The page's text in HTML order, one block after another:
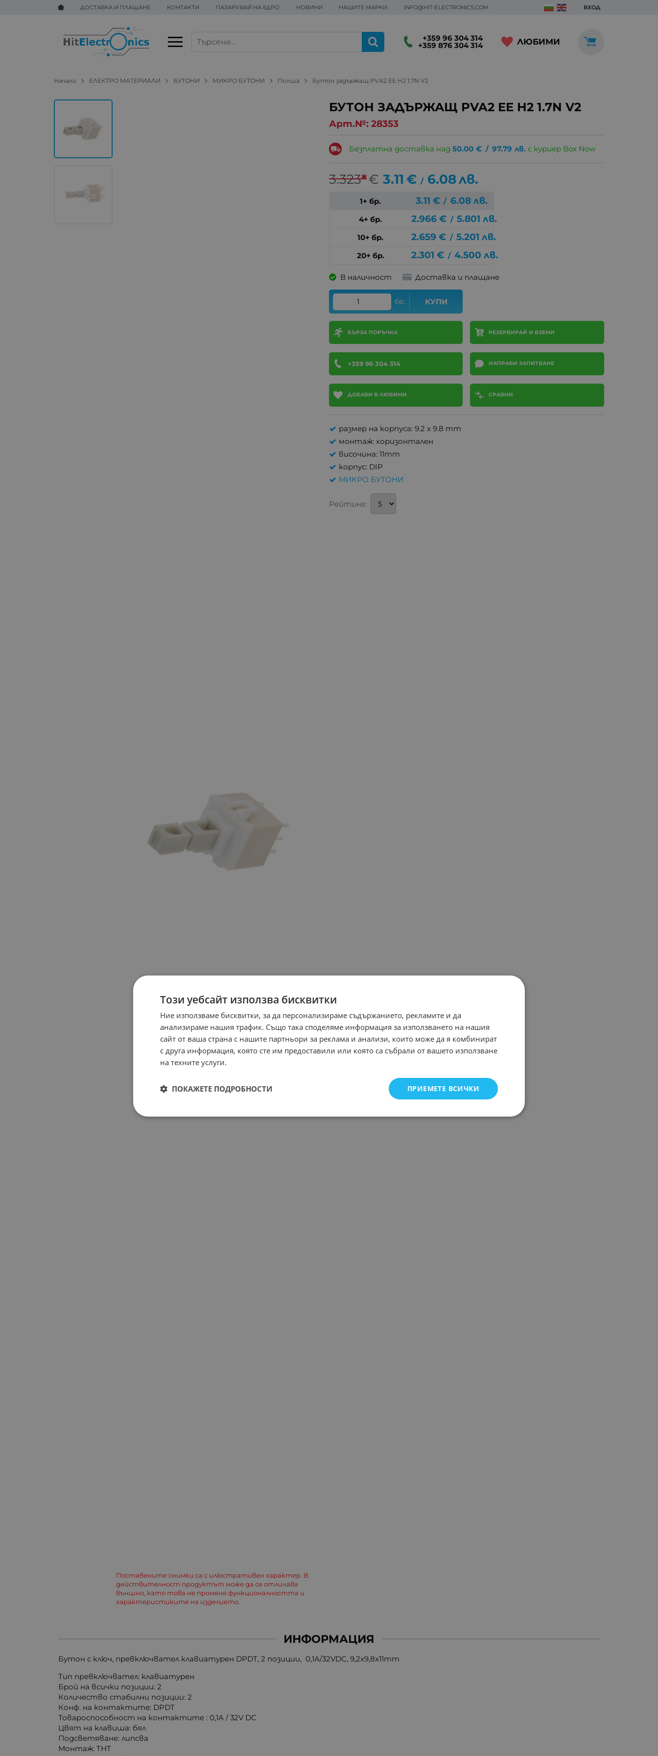
ДОСТАВКА И ПЛАЩАНЕ КОНТАКТИ ПАЗАРУВАЙ НА ЕДРО НОВИНИ НАШИТЕ МАРКИ INFO@HIT-ELECTRONICS.COM ВХОД
+359 96 304 314
+359 876 304 314 ЛЮБИМИ
Начало ЕЛЕКТРО МАТЕРИАЛИ БУТОНИ МИКРО БУТОНИ Полша Бутон задържащ PVA2 EE H2 1.7N V2
БУТОН ЗАДЪРЖАЩ PVA2 EE H2 1.7N V2
Арт.№: 28353
Поставените снимки са с илюстративен характер. В
действителност продуктът може да се отличава
външно, като това не променя функционалността и
характеристиките на изделието.
Безплатна доставка над50.00 € / 97.79 лв. с куриер Box Now
3.323*€ 3.11 € / 6.08лв.
1+ бр. 3.11 € / 6.08 лв.
4+ бр. 2.966 € / 5.801 лв.
10+ бр. 2.659 € / 5.201 лв.
20+ бр. 2.301 € / 4.500 лв.
В наличност Доставка и плащане
бр. КУПИ
БЪРЗА ПОРЪЧКА РЕЗЕРВИРАЙ И ВЗЕМИ
+359 96 304 314 НАПРАВИ ЗАПИТВАНЕ
ДОБАВИ В ЛЮБИМИ СРАВНИ
размер на корпуса: 9.2 x 9.8 mm
монтаж: хоризонтален
височина: 11mm
корпус: DIP
МИКРО БУТОНИ
Рейтинг:
ИНФОРМАЦИЯ
Бутон с ключ, превключвател клавиатурен DPDT, 2 позиции, 0,1A/32VDC, 9,2x9,8x11mm
Тип превключвател: клавиатурен
Брой на всички позиции: 2
Количество стабилни позиции: 2
Конф. на контактите: DPDT
Товароспособност на контактите : 0,1A / 32V DC
Цвят на клавиша: бял
Подсветяване: липсва
Монтаж: THT
Този уебсайт използва бисквитки
Ние използваме бисквитки, за да персонализираме съдържанието, рекламите и да
анализираме нашия трафик. Също така споделяме информация за използването на нашия
сайт от ваша страна с нашите партньори за реклама и анализи, които може да я комбинират
с друга информация, която сте им предоставили или която са събрали от вашето използване
на техните услуги.
ПРИЕМЕТЕ ВСИЧКИ
ПОКАЖЕТЕ ПОДРОБНОСТИ